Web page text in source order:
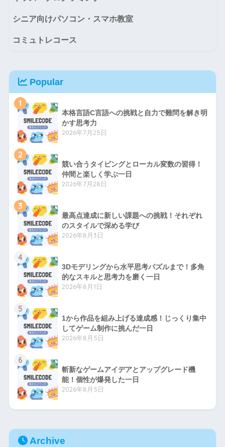
シニア向けパソコン・スマホ教室
コミュトレコース
Popular
1
本格言語C言語への挑戦と自力で難問を解き明
かす思考力
2026年7月25日
2
競い合うタイピングとローカル変数の習得！
仲間と楽しく学ぶ一日
2026年7月28日
3
最高点達成に新しい課題への挑戦！それぞれ
のスタイルで深める学び
2026年8月3日
4
3Dモデリングから水平思考パズルまで！多角
的なスキルと思考力を磨く一日
2026年8月1日
5
1から作品を組み上げる達成感！じっくり集中
してゲーム制作に挑んだ一日
2026年8月5日
6
斬新なゲームアイデアとアップグレード機
能！個性が爆発した一日
2026年8月5日
Archive